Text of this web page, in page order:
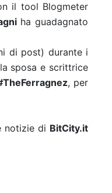
il tool Blogmeter
ha guadagnato
di post) durante i
sposa e scrittrice
, per
notizie di BitCity.it